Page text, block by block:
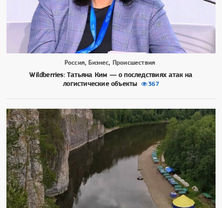
Россия, Бизнес, Происшествия
Wildberries: Татьяна Ким — о последствиях атак на
логистические объекты
367